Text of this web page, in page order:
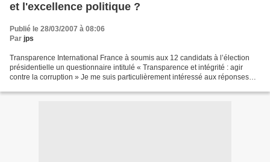
et l'excellence politique ?
Publié le 28/03/2007 à 08:06
Par jps
Transparence International France à soumis aux 12 candidats à l’élection
présidentielle un questionnaire intitulé « Transparence et intégrité : agir
contre la corruption » Je me suis particulièrement intéressé aux réponses